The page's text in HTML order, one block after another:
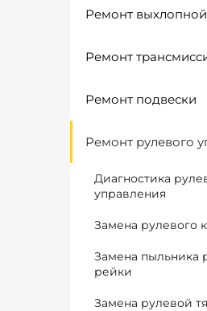
Ремонт
Ремонт
Ремонт подвески
Ремонт рулевого
Диагностика
управления
Замена рулевого
Замена пыльника
рейки
Замена рулевой